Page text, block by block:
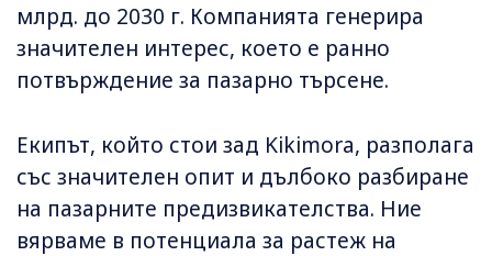
млрд. до 2030 г. Компанията генерира
значителен интерес, което е ранно
потвърждение за пазарно търсене.
Екипът, който стои зад Kikimora, разполага
със значителен опит и дълбоко разбиране
на пазарните предизвикателства. Ние
вярваме в потенциала за растеж на